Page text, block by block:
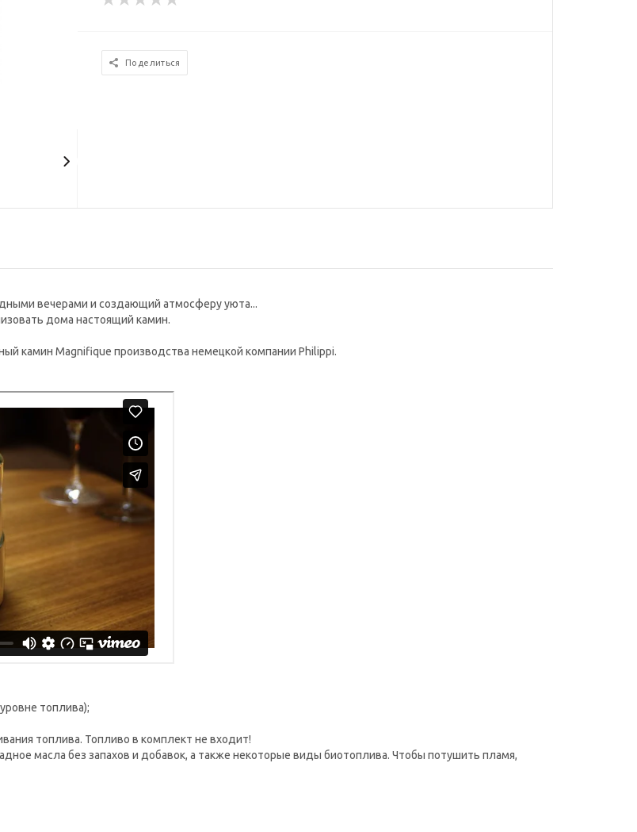
Поделиться
вечерами и создающий атмосферу уюта...
дома настоящий камин.
камин Magnifique производства немецкой компании Philippi.
топлива);
топлива. Топливо в комплект не входит!
масла без запахов и добавок, а также некоторые виды биотоплива. Чтобы потушить пламя,